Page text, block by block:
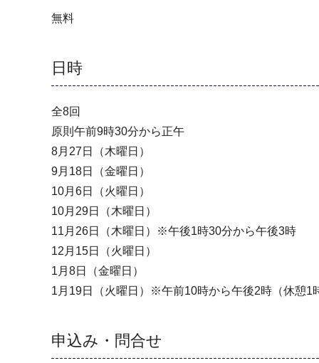
無料
日時
全8回
原則午前9時30分から正午
8月27日（木曜日）
9月18日（金曜日）
10月6日（火曜日）
10月29日（木曜日）
11月26日（木曜日）※午後1時30分から午後3時
12月15日（火曜日）
1月8日（金曜日）
1月19日（火曜日）※午前10時から午後2時（休憩1
申込み・問合せ